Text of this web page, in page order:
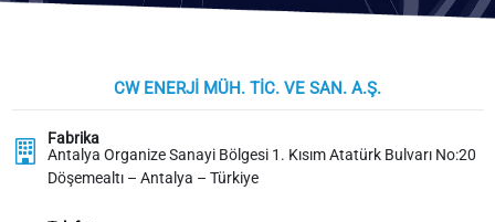
CW ENERJİ MÜH. TİC. VE SAN. A.Ş.
Fabrika
Antalya Organize Sanayi Bölgesi 1. Kısım Atatürk Bulvarı No:20
Döşemealtı – Antalya – Türkiye